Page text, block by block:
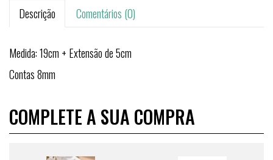
Descrição Comentários (0)
Medida: 19cm + Extensão de 5cm
Contas 8mm
COMPLETE A SUA COMPRA